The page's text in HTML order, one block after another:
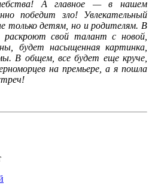
А главное — в нашем
победит зло! Увлекательный
только детям, но и родителям. В
свой талант с новой,
будет насыщенная картинка,
В общем, все будет еще круче,
на премьере, а я пошла